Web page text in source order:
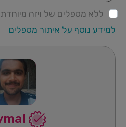
ללא מטפלים של ויזה מיוחדת
למידע נוסף על איתור מטפלים